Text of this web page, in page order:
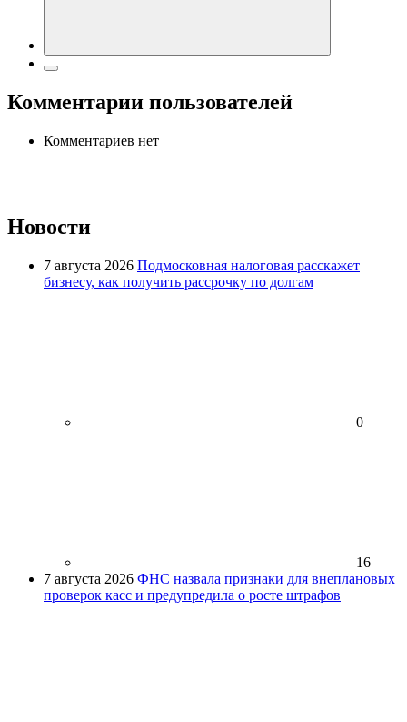
Комментарии пользователей
Комментариев нет
Новости
7 августа 2026 Подмосковная налоговая расскажет
бизнесу, как получить рассрочку по долгам
0
16
7 августа 2026 ФНС назвала признаки для внеплановых
проверок касс и предупредила о росте штрафов